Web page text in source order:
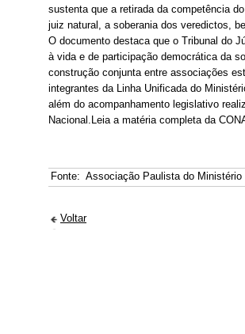
sustenta que a retirada da competência
juiz natural, a soberania dos veredictos,
O documento destaca que o Tribunal do
à vida e de participação democrática da
construção conjunta entre associações
integrantes da Linha Unificada do
além do acompanhamento legislativo
Nacional.Leia a matéria completa da
Fonte: Associação Paulista do Ministério
Voltar